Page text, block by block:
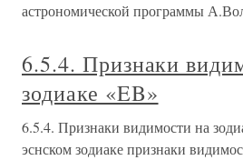
астрономической программы
6.5.4. Признаки
зодиаке «EB»
6.5.4. Признаки видимости на
эснском зодиаке признаки